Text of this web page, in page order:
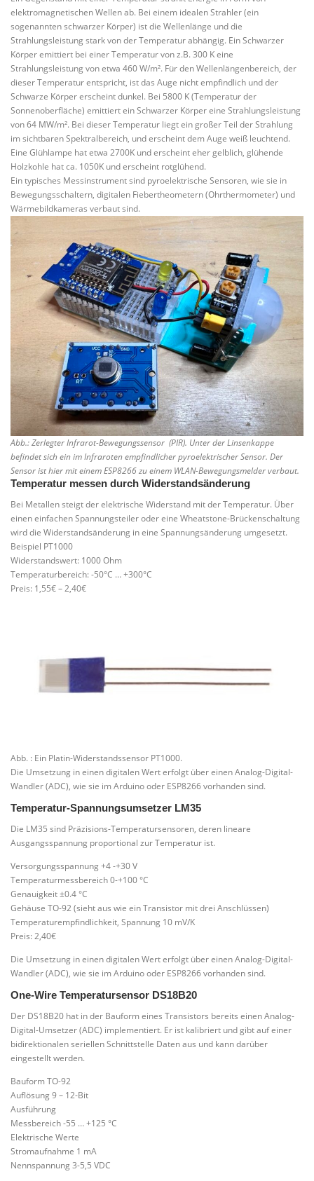
elektromagnetischen Wellen ab. Bei einem idealen Strahler (ein
sogenannten schwarzer Körper) ist die Wellenlänge und die
Strahlungsleistung stark von der Temperatur abhängig. Ein Schwarzer
Körper emittiert bei einer Temperatur von z.B. 300 K eine
Strahlungsleistung von etwa 460 W/m². Für den Wellenlängenbereich, der
dieser Temperatur entspricht, ist das Auge nicht empfindlich und der
Schwarze Körper erscheint dunkel. Bei 5800 K (Temperatur der
Sonnenoberfläche) emittiert ein Schwarzer Körper eine Strahlungsleistung
von 64 MW/m². Bei dieser Temperatur liegt ein großer Teil der Strahlung
im sichtbaren Spektralbereich, und erscheint dem Auge weiß leuchtend.
Eine Glühlampe hat etwa 2700K und erscheint eher gelblich, glühende
Holzkohle hat ca. 1050K und erscheint rotglühend.
Ein typisches Messinstrument sind pyroelektrische Sensoren, wie sie in
Bewegungsschaltern, digitalen Fiebertheometern (Ohrthermometer) und
Wärmebildkameras verbaut sind.
Abb.: Zerlegter Infrarot-Bewegungssensor (PIR). Unter der Linsenkappe
befindet sich ein im Infraroten empfindlicher pyroelektrischer Sensor. Der
Sensor ist hier mit einem ESP8266 zu einem WLAN-Bewegungsmelder verbaut.
Temperatur messen durch Widerstandsänderung
Bei Metallen steigt der elektrische Widerstand mit der Temperatur. Über
einen einfachen Spannungsteiler oder eine Wheatstone-Brückenschaltung
wird die Widerstandsänderung in eine Spannungsänderung umgesetzt.
Beispiel PT1000
Widerstandswert: 1000 Ohm
Temperaturbereich: -50°C … +300°C
Preis: 1,55€ – 2,40€
Abb. : Ein Platin-Widerstandssensor PT1000.
Die Umsetzung in einen digitalen Wert erfolgt über einen Analog-Digital-
Wandler (ADC), wie sie im Arduino oder ESP8266 vorhanden sind.
Temperatur-Spannungsumsetzer LM35
Die LM35 sind Präzisions-Temperatursensoren, deren lineare
Ausgangsspannung proportional zur Temperatur ist.
Versorgungsspannung +4 -+30 V
Temperaturmessbereich 0-+100 °C
Genauigkeit ±0.4 °C
Gehäuse TO-92 (sieht aus wie ein Transistor mit drei Anschlüssen)
Temperaturempfindlichkeit, Spannung 10 mV/K
Preis: 2,40€
Die Umsetzung in einen digitalen Wert erfolgt über einen Analog-Digital-
Wandler (ADC), wie sie im Arduino oder ESP8266 vorhanden sind.
One-Wire Temperatursensor DS18B20
Der DS18B20 hat in der Bauform eines Transistors bereits einen Analog-
Digital-Umsetzer (ADC) implementiert. Er ist kalibriert und gibt auf einer
bidirektionalen seriellen Schnittstelle Daten aus und kann darüber
eingestellt werden.
Bauform TO-92
Auflösung 9 – 12-Bit
Ausführung
Messbereich -55 … +125 °C
Elektrische Werte
Stromaufnahme 1 mA
Nennspannung 3-5,5 VDC